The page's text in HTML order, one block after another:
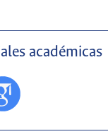
académicas